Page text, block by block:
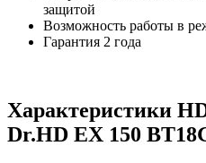
защитой
Возможность работы в
Гарантия 2 года
Характеристики
Dr.HD EX 150